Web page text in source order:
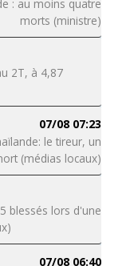
: au moins quatre
morts (ministre)
2T, à 4,87
07/08 07:23
le tireur, un
(médias locaux)
blessés lors d'une
07/08 06:40